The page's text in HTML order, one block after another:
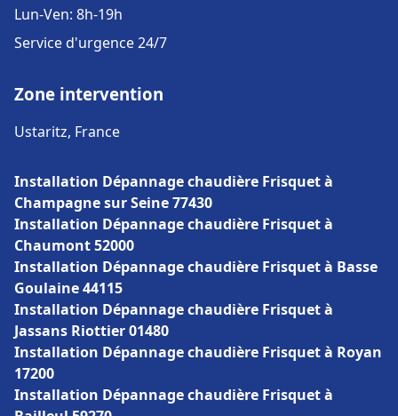
Lun-Ven: 8h-19h
Service d'urgence 24/7
Zone intervention
Ustaritz, France
Installation Dépannage chaudière Frisquet à
Champagne sur Seine 77430
Installation Dépannage chaudière Frisquet à
Chaumont 52000
Installation Dépannage chaudière Frisquet à Basse
Goulaine 44115
Installation Dépannage chaudière Frisquet à
Jassans Riottier 01480
Installation Dépannage chaudière Frisquet à Royan
17200
Installation Dépannage chaudière Frisquet à